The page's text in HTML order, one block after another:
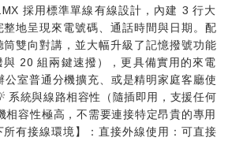
採用標準單線有線設計，內建 3 行大
地呈現來電號碼、通話時間與日期。配
雙向對講，並大幅升級了記憶撥號功能
與 20 組兩鍵速撥），更具備實用的來電
公室普通分機擴充、或是精明家庭客廳使
系統與線路相容性（隨插即用，支援任何
相容性極高，不需要連接特定昂貴的專用
有接線環境】：直接外線使用：可直接